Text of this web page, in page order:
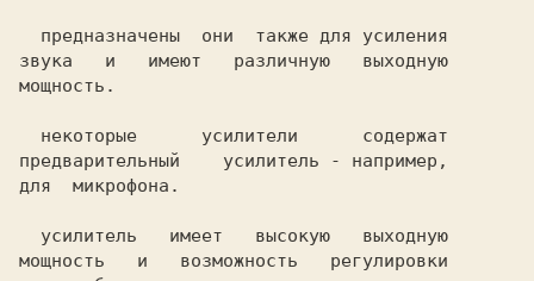
звука   и   имеют   различную   выходную
мощность.
предварительный    усилитель - например,
для  микрофона.
мощность   и   возможность   регулировки